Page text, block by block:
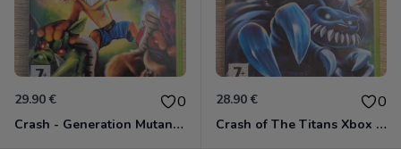
29.90 € 0
Crash - Generation Mutant Xbox 360
28.90 € 0
Crash of The Titans Xbox 360